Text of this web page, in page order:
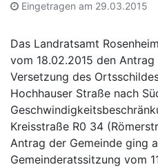
Eingetragen am 29.03.2015
Das Landratsamt
vom 18.02.2015 den
Versetzung des
Hochhauser Straße nach
Kreisstraße R0 34
Antrag der Gemeinde ging
Gemeinderatssitzung vom